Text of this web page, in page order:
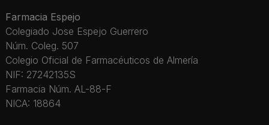
Farmacia Espejo
Colegiado Jose Espejo Guerrero
Núm. Coleg. 507
Colegio Oficial de Farmacéuticos de Almería
NIF: 27242135S
Farmacia Núm. AL-88-F
NICA: 18864